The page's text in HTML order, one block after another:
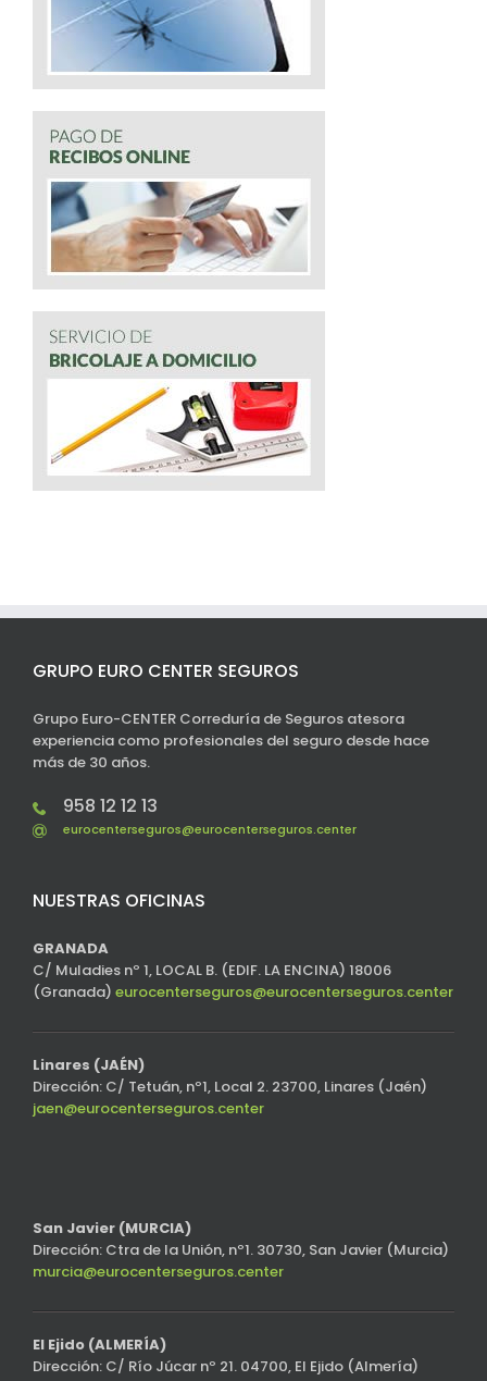
GRUPO EURO CENTER SEGUROS
Grupo Euro-CENTER Correduría de Seguros atesora
experiencia como profesionales del seguro desde hace
más de 30 años.
958 12 12 13
eurocenterseguros@eurocenterseguros.center
NUESTRAS OFICINAS
GRANADA
C/ Muladies nº 1, LOCAL B. (EDIF. LA ENCINA) 18006
(Granada) eurocenterseguros@eurocenterseguros.center
Linares (JAÉN)
Dirección: C/ Tetuán, nº1, Local 2. 23700, Linares (Jaén)
jaen@eurocenterseguros.center
San Javier (MURCIA)
Dirección: Ctra de la Unión, nº1. 30730, San Javier (Murcia)
murcia@eurocenterseguros.center
El Ejido (ALMERÍA)
Dirección: C/ Río Júcar nº 21. 04700, El Ejido (Almería)